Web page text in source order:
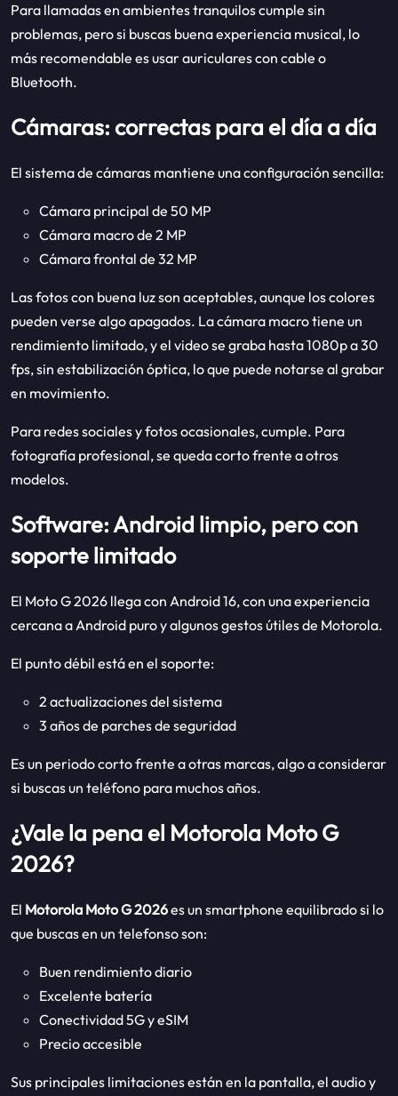
Para llamadas en ambientes tranquilos cumple sin
problemas, pero si buscas buena experiencia musical, lo
más recomendable es usar auriculares con cable o
Bluetooth.
Cámaras: correctas para el día a día
El sistema de cámaras mantiene una configuración sencilla:
Cámara principal de 50 MP
Cámara macro de 2 MP
Cámara frontal de 32 MP
Las fotos con buena luz son aceptables, aunque los colores
pueden verse algo apagados. La cámara macro tiene un
rendimiento limitado, y el video se graba hasta 1080p a 30
fps, sin estabilización óptica, lo que puede notarse al grabar
en movimiento.
Para redes sociales y fotos ocasionales, cumple. Para
fotografía profesional, se queda corto frente a otros
modelos.
Software: Android limpio, pero con
soporte limitado
El Moto G 2026 llega con Android 16, con una experiencia
cercana a Android puro y algunos gestos útiles de Motorola.
El punto débil está en el soporte:
2 actualizaciones del sistema
3 años de parches de seguridad
Es un periodo corto frente a otras marcas, algo a considerar
si buscas un teléfono para muchos años.
¿Vale la pena el Motorola Moto G
2026?
El Motorola Moto G 2026es un smartphone equilibrado si lo
que buscas en un telefonso son:
Buen rendimiento diario
Excelente batería
Conectividad 5G y eSIM
Precio accesible
Sus principales limitaciones están en la pantalla, el audio y